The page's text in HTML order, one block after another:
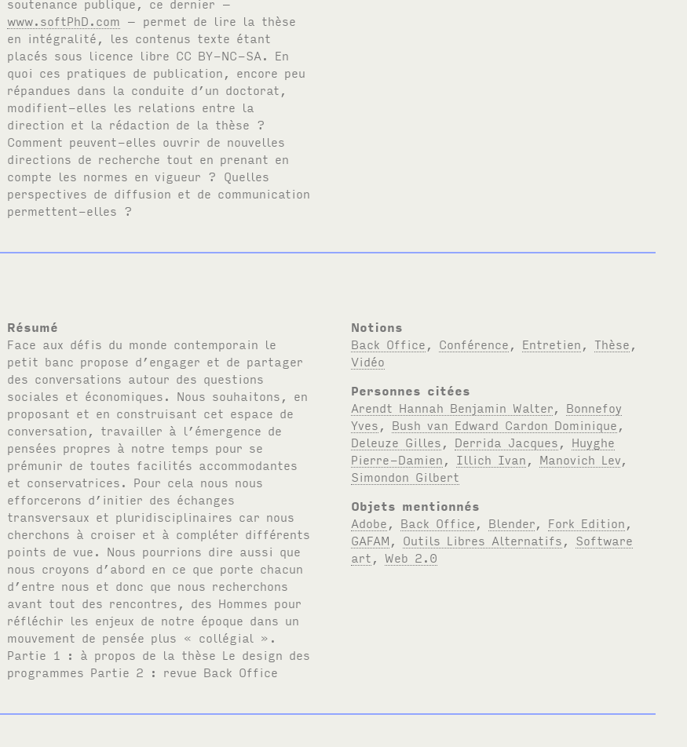
www.softPhD.com – permet de lire la thèse
en intégralité, les contenus texte étant
placés sous licence libre CC BY-NC-SA . En
quoi ces pratiques de publication, encore peu
répandues dans la conduite d’un doctorat,
modifient-elles les relations entre la
direction et la rédaction de la thèse ?
Comment peuvent-elles ouvrir de nouvelles
directions de recherche tout en prenant en
compte les normes en vigueur ? Quelles
perspectives de diffusion et de communication
permettent-elles ?
Résumé
Face aux défis du monde contemporain le
petit banc propose d’engager et de partager
des conversations autour des questions
sociales et économiques. Nous souhaitons, en
proposant et en construisant cet espace de
conversation, travailler à l’émergence de
pensées propres à notre temps pour se
prémunir de toutes facilités accommodantes
et conservatrices. Pour cela nous nous
efforcerons d’initier des échanges
transversaux et pluridisciplinaires car nous
cherchons à croiser et à compléter différents
points de vue. Nous pourrions dire aussi que
nous croyons d’abord en ce que porte chacun
d’entre nous et donc que nous recherchons
avant tout des rencontres, des Hommes pour
réfléchir les enjeux de notre époque dans un
mouvement de pensée plus « collégial ».
Partie 1 : à propos de la thèse Le design des
programmes Partie 2 : revue Back Office
Notions
Back Office
Conférence Entretien ,Thèse
Vidéo
Personnes citées
Arendt Hannah Benjamin Walter
Bonnefoy
Yves
Bush van Edward Cardon Dominique
Deleuze Gilles
Derrida Jacques
Huyghe
Pierre-Damien
Illich Ivan Manovich Lev
Simondon Gilbert
Objets mentionnés
Adobe
Back Office Blender Fork Edition
GAFAM
Outils Libres Alternatifs
Software
art ,Web 2.0